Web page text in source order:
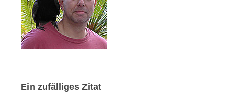
Ein zufälliges Zitat